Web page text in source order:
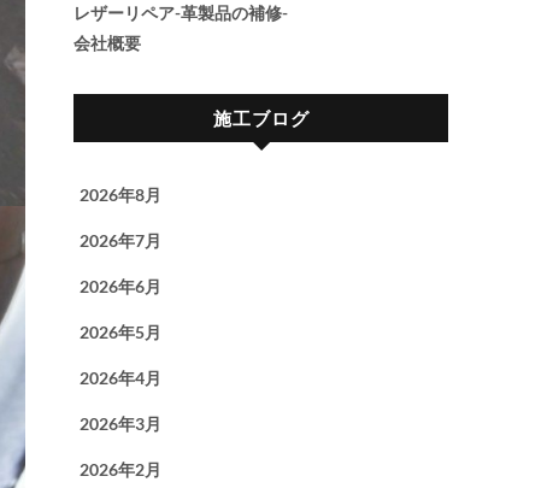
レザーリペア-革製品の補修-
会社概要
施工ブログ
2026年8月
2026年7月
2026年6月
2026年5月
2026年4月
2026年3月
2026年2月